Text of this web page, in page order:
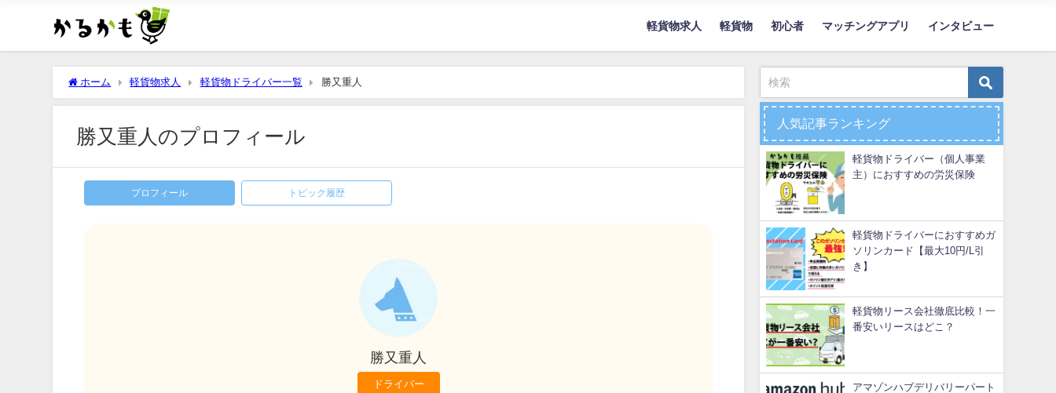
軽貨物求人 軽貨物 初心者 マッチングアプリ インタビュー
ホーム 軽貨物求人 軽貨物ドライバー一覧 勝又重人
勝又重人のプロフィール
プロフィール トピック履歴
勝又重人
ドライバー
人気記事ランキング
軽貨物ドライバー（個人事業
主）におすすめの労災保険
軽貨物ドライバーにおすすめガ
ソリンカード【最大10円/L引
き】
軽貨物リース会社徹底比較！一
番安いリースはどこ？
アマゾンハブデリバリーパート